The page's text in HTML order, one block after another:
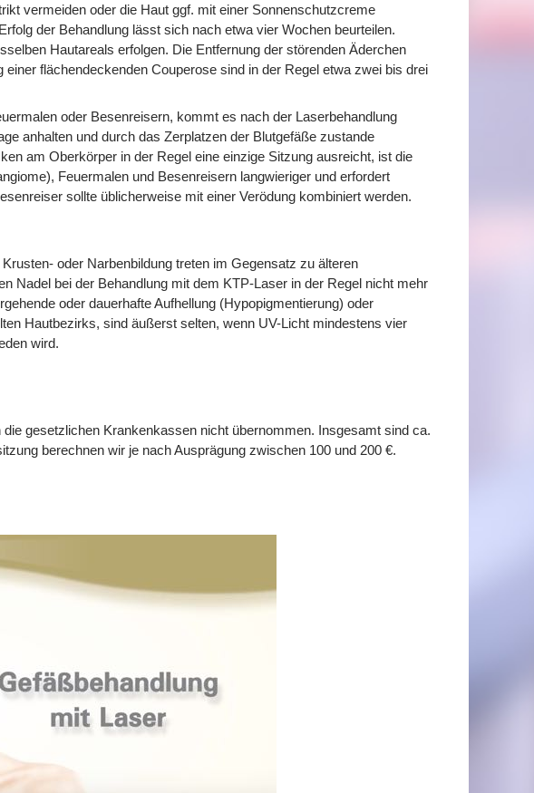
vermeiden oder die Haut ggf. mit einer Sonnenschutzcreme
der Behandlung lässt sich nach etwa vier Wochen beurteilen.
Hautareals erfolgen. Die Entfernung der störenden Äderchen
flächendeckenden Couperose sind in der Regel etwa zwei bis drei
oder Besenreisern, kommt es nach der Laserbehandlung
anhalten und durch das Zerplatzen der Blutgefäße zustande
am Oberkörper in der Regel eine einzige Sitzung ausreicht, ist die
Feuermalen und Besenreisern langwieriger und erfordert
sollte üblicherweise mit einer Verödung kombiniert werden.
oder Narbenbildung treten im Gegensatz zu älteren
Nadel bei der Behandlung mit dem KTP-Laser in der Regel nicht mehr
oder dauerhafte Aufhellung (Hypopigmentierung) oder
Hautbezirks, sind äußerst selten, wenn UV-Licht mindestens vier
wird.
gesetzlichen Krankenkassen nicht übernommen. Insgesamt sind ca.
berechnen wir je nach Ausprägung zwischen 100 und 200 €.